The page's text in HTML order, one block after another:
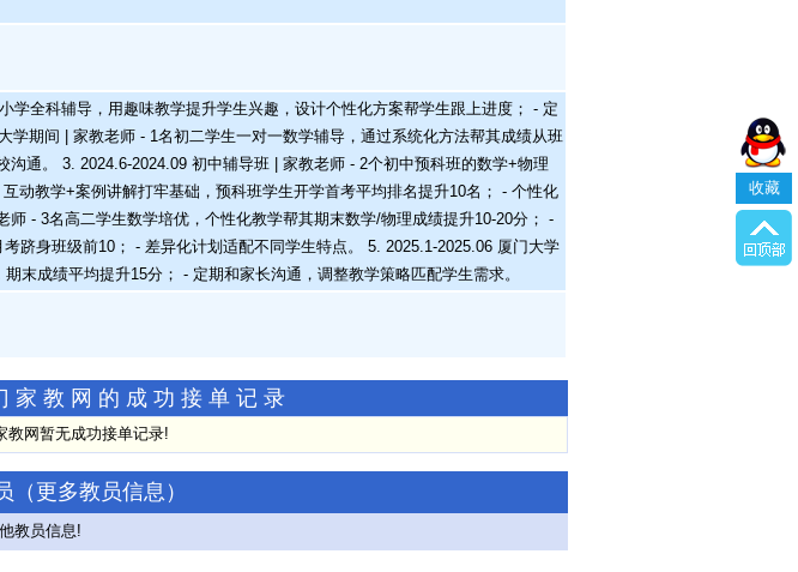
收藏
全科辅导，用趣味教学提升学生兴趣，设计个性化方案帮学生跟上进度； - 定
学期间 | 家教老师 - 1名初二学生一对一数学辅导，通过系统化方法帮其成绩从班
通。 3. 2024.6-2024.09 初中辅导班 | 家教老师 - 2个初中预科班的数学+物理
动教学+案例讲解打牢基础，预科班学生开学首考平均排名提升10名； - 个性化
- 3名高二学生数学培优，个性化教学帮其期末数学/物理成绩提升10-20分； -
跻身班级前10； - 差异化计划适配不同学生特点。 5. 2025.1-2025.06 厦门大学
末成绩平均提升15分； - 定期和家长沟通，调整教学策略匹配学生需求。
教网的成功接单记录
教网暂无成功接单记录!
（ 更多教员信息 ）
教员信息!